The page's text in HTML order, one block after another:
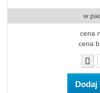
w
cena
cena